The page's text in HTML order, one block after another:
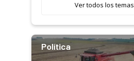
Ver todos los temas
Política